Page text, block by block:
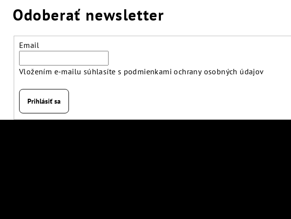
Odoberať newsletter
Email
Vložením e-mailu súhlasíte s podmienkami ochrany osobných údajov
Prihlásiť sa